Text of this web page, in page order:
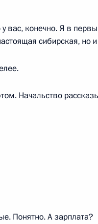
Кемеровской
Кемеровской
вас, конечно. Я в
сибирская, но
Начальство
Понятно. А зарплата?